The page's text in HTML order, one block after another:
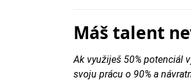
Máš talent
Ak využiješ 50% potenciál
svoju prácu o 90% a